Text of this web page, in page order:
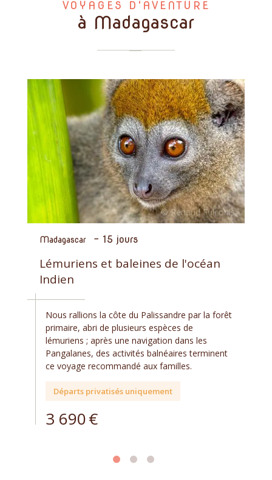
VOYAGES D'AVENTURE
à Madagascar
Madagascar - 15 jours
Lémuriens et baleines de l'océan
Indien
Nous rallions la côte du Palissandre par la forêt
primaire, abri de plusieurs espèces de
lémuriens ; après une navigation dans les
Pangalanes, des activités balnéaires terminent
ce voyage recommandé aux familles.
Départs privatisés uniquement
3 690€